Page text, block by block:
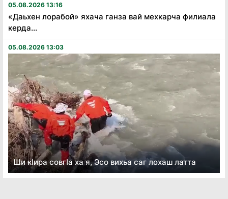
05.08.2026 13:16
«Даьхен лорабой» яхача ганза вай мехкарча филиала
керда...
05.08.2026 13:03
Ши кӏира совгӏа ха я, Эсо вихьа саг лохаш латта